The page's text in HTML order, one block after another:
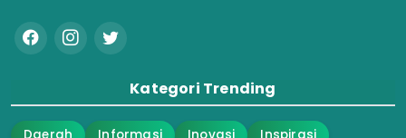
Kategori Trending